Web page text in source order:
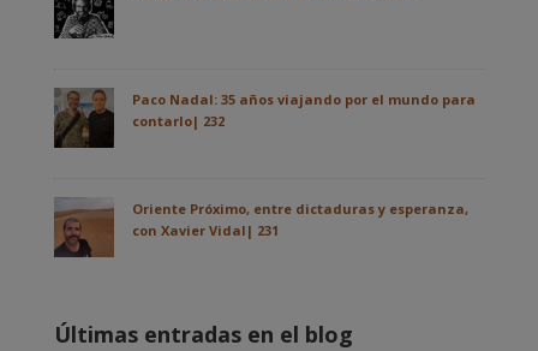
Paco Nadal: 35 años viajando por el mundo para
contarlo| 232
Oriente Próximo, entre dictaduras y esperanza,
con Xavier Vidal| 231
Últimas entradas en el blog